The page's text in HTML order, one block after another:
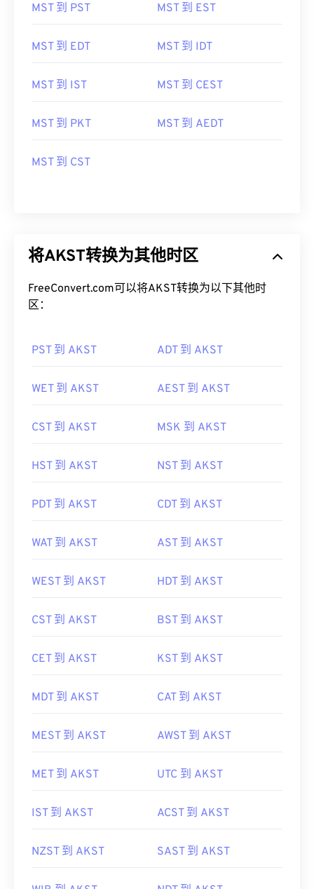
MST 到 PST MST 到 EST
MST 到 EDT MST 到 IDT
MST 到 IST MST 到 CEST
MST 到 PKT MST 到 AEDT
MST 到 CST
将AKST转换为其他时区
FreeConvert.com可以将AKST转换为以下其他时
区：
PST 到 AKST ADT 到 AKST
WET 到 AKST AEST 到 AKST
CST 到 AKST MSK 到 AKST
HST 到 AKST NST 到 AKST
PDT 到 AKST CDT 到 AKST
WAT 到 AKST AST 到 AKST
WEST 到 AKST HDT 到 AKST
CST 到 AKST BST 到 AKST
CET 到 AKST KST 到 AKST
MDT 到 AKST CAT 到 AKST
MEST 到 AKST AWST 到 AKST
MET 到 AKST UTC 到 AKST
IST 到 AKST ACST 到 AKST
NZST 到 AKST SAST 到 AKST